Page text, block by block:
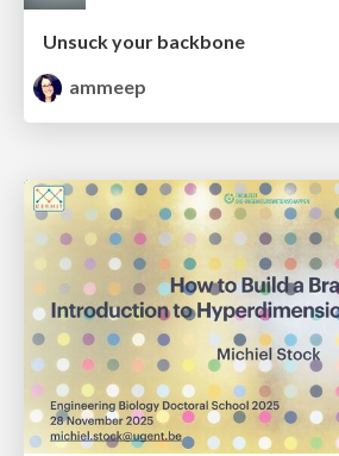
Unsuck your backbone
ammeep